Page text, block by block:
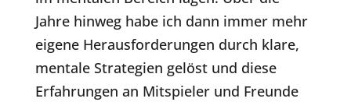
Jahre hinweg habe ich dann immer mehr
eigene Herausforderungen durch klare,
mentale Strategien gelöst und diese
Erfahrungen an Mitspieler und Freunde